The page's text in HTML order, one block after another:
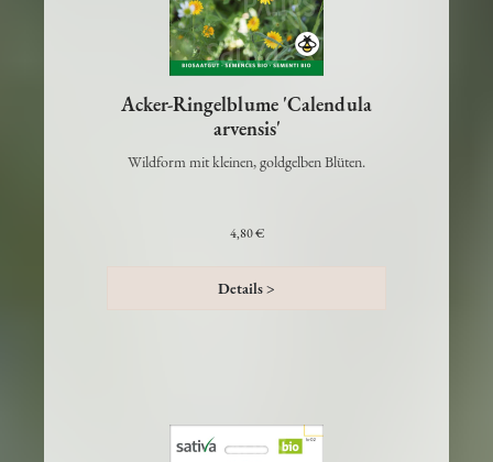
Acker-Ringelblume 'Calendula
arvensis'